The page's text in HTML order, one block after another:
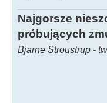
Najgorsze
próbujących
Bjarne Stroustrup -